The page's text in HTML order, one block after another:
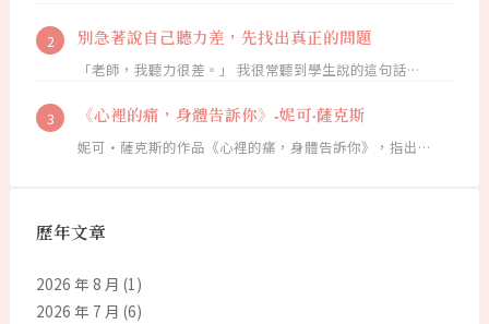
別急著說自己聽力差，先找出真正的問題
「老師，我聽力很差。」 我很常聽到學生說的這句話…
《心裡的痛，身體告訴你》-妮可·薩克斯
妮可·薩克斯的作品《心裡的痛，身體告訴你》，指出…
歷年文章
2026 年 8 月 (1)
2026 年 7 月 (6)